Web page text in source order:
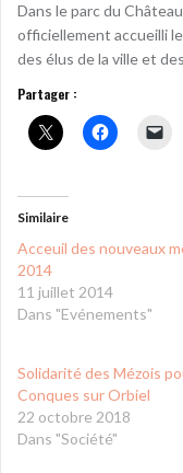
Dans le parc du
officiellement accueilli
des élus de la ville et
Partager :
Similaire
Acceuil des nouveaux
2014
11 juillet 2014
Dans "Evénements"
Solidarité des Mézois
Conques sur Orbiel
22 octobre 2018
Dans "Société"